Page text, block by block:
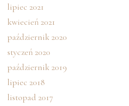
lipiec 2021
kwiecień 2021
październik 2020
styczeń 2020
październik 2019
lipiec 2018
listopad 2017